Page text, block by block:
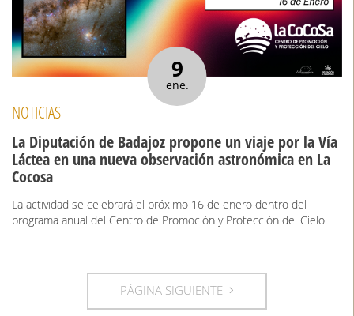
9
ene.
NOTICIAS
La Diputación de Badajoz propone un viaje por la Vía
Láctea en una nueva observación astronómica en La
Cocosa
La actividad se celebrará el próximo 16 de enero dentro del
programa anual del Centro de Promoción y Protección del Cielo
PÁGINA SIGUIENTE